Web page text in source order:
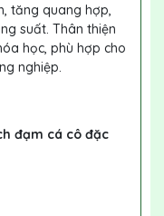
tăng quang hợp,
suất. Thân thiện
học, phù hợp cho
nghiệp.
đạm cá cô đặc